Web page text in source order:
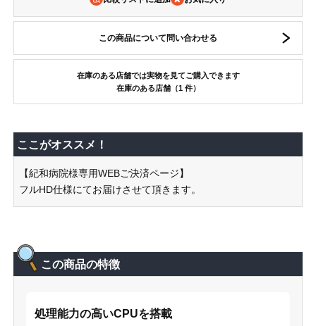
この商品について問い合わせる
在庫のある店舗では実物を見てご購入できます
在庫のある店舗（1 件）
ここがオススメ！
【紀和病院様専用WEBご決済ページ】
フルHD仕様にてお届けさせて頂きます。
この商品の特徴
処理能力の高いCPUを搭載